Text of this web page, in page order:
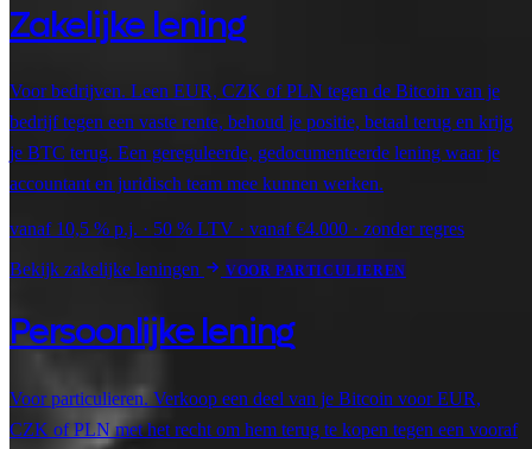
Zakelijke lening
Voor bedrijven. Leen EUR, CZK of PLN tegen de Bitcoin van je
bedrijf tegen een vaste rente, behoud je positie, betaal terug en krijg
je BTC terug. Een gereguleerde, gedocumenteerde lening waar je
accountant en juridisch team mee kunnen werken.
vanaf 10,5 % p.j. · 50 % LTV · vanaf €4.000 · zonder regres
Bekijk zakelijke leningen
VOOR PARTICULIEREN
Persoonlijke lening
Voor particulieren. Verkoop een deel van je Bitcoin voor EUR,
CZK of PLN met het recht om hem terug te kopen tegen een vooraf